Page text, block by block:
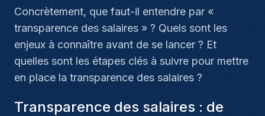
Concrètement, que faut-il entendre par «
transparence des salaires » ? Quels sont les
enjeux à connaître avant de se lancer ? Et
quelles sont les étapes clés à suivre pour mettre
en place la transparence des salaires ?
Transparence des salaires : de